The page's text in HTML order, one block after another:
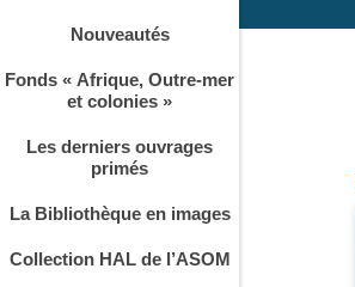
Nouveautés
Fonds « Afrique, Outre-mer
et colonies »
Les derniers ouvrages
primés
La Bibliothèque en images
Collection HAL de l’ASOM